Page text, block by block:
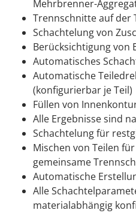
Mehrbrenner-
Trennschnitte auf der
Schachtelung von
Berücksichtigung von
Automatisches
Automatische
(konfigurierbar je Teil)
Füllen von
Alle Ergebnisse sind
Schachtelung für
Mischen von Teilen
gemeinsame
Automatische
Alle
materialabhängig